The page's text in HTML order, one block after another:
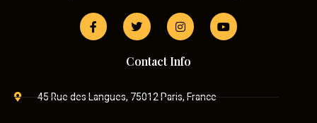
Contact Info
45 Rue des Langues, 75012 Paris, France